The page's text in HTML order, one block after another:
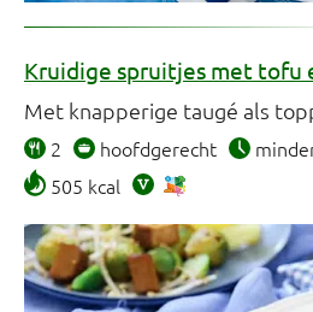
Kruidige spruitjes met tofu
Met knapperige taugé als
2 hoofdgerecht
505 kcal